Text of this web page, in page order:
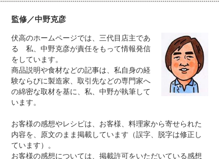
監修／中野克彦
伏高のホームページでは、三代目店主であ
る 私、中野克彦が責任をもって情報発信
をしています。
商品説明や食材などの記事は、私自身の経
験ならびに製造家、取引先などの専門家へ
の綿密な取材を基に、私、中野が執筆して
います。
お客様の感想やレシピは、お客様、料理家から寄せられた
内容を、原文のまま掲載しています（誤字、脱字は修正し
ています）。
お客様の感想については、掲載許可をいただいている感想